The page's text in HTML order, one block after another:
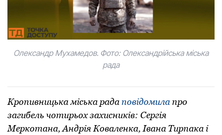
Олександр Мухамедов. Фото: Олександрійська міська
рада
Кропивницька міська радаповідомилапро
загибель чотирьох захисників: Сергія
Меркотана, Андрія Коваленка, Івана Тирпака і